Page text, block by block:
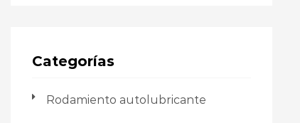
Categorías
Rodamiento autolubricante